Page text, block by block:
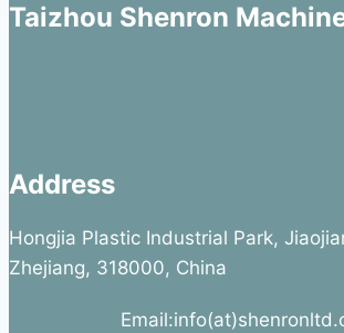
Taizhou Shenron
Address
Hongjia Plastic Industrial Park,
Zhejiang, 318000, China